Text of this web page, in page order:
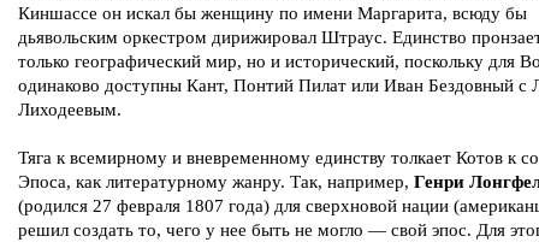
Киншассе он искал бы женщину по имени Маргарита, всюду бы
дьявольским оркестром дирижировал Штраус. Единство
только географический мир, но и исторический, поскольку для
одинаково доступны Кант, Понтий Пилат или Иван Бездовный с
Лиходеевым.
Тяга к всемирному и вневременному единству толкает Котов к
Эпоса, как литературному жанру. Так, например, Генри
(родился 27 февраля 1807 года) для сверхновой нации
решил создать то, чего у нее быть не могло — свой эпос. Для